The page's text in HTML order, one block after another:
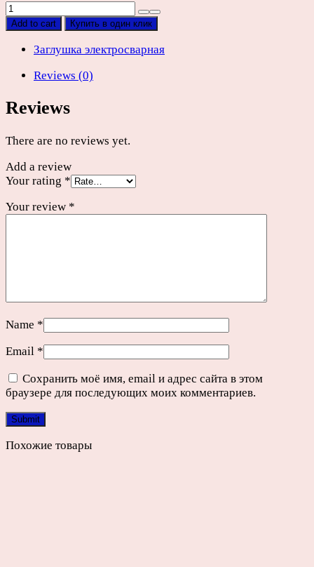
Заглушка
электросварная
SDR11
quantity
Add to cart Купить в один клик
Заглушка электросварная
Reviews (0)
Reviews
There are no reviews yet.
Add a review
Your rating *
Your review *
Name *
Email *
Сохранить моё имя, email и адрес сайта в этом
браузере для последующих моих комментариев.
Похожие товары